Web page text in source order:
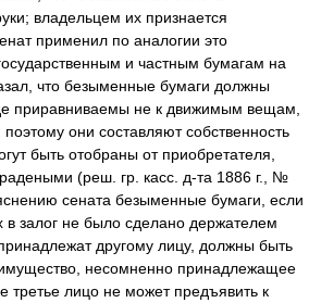
владельцем их признается
применил по аналогии это
и частным бумагам на
что безыменные бумаги должны
приравниваемы не к движимым вещам,
они составляют собственность
быть отобраны от приобретателя,
(реш. гр. касс. д-та 1886 г., №
сената безыменные бумаги, если
в залог не было сделано держателем
другому лицу, должны быть
несомненно принадлежащее
третье лицо не может предъявить к